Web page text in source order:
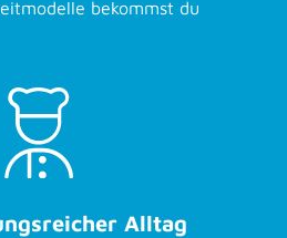
bekommst du
Alltag